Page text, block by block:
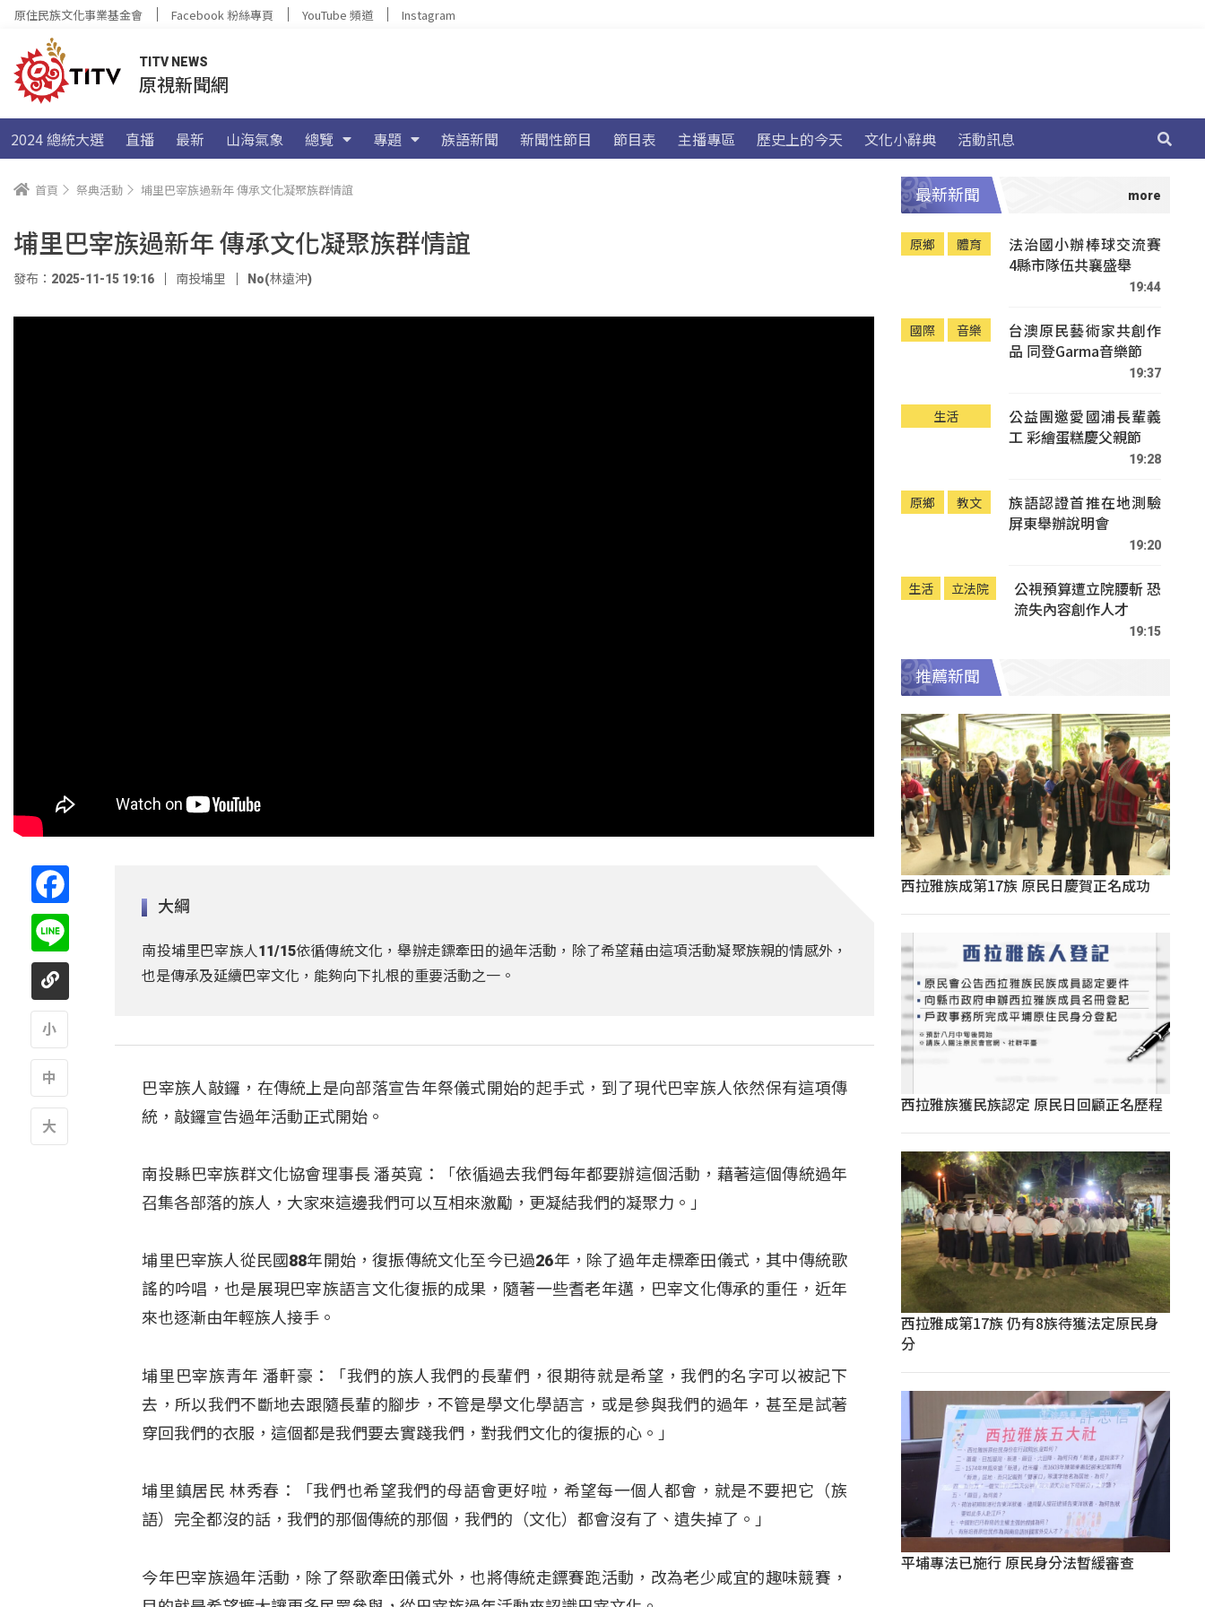
原住民族文化事業基金會 Facebook 粉絲專頁 YouTube 頻道 Instagram
TITV NEWS
原視新聞網
2024 總統大選 直播 最新 山海氣象 總覽 專題 族語新聞 新聞性節目 節目表 主播專區 歷史上的今天 文化小辭典 活動訊息
首頁 祭典活動 埔里巴宰族過新年 傳承文化凝聚族群情誼
埔里巴宰族過新年 傳承文化凝聚族群情誼
發布：2025-11-15 19:16 南投埔里 No(林遠沖)
大綱
南投埔里巴宰族人11/15依循傳統文化，舉辦走鏢牽田的過年活動，除了希望藉由這項活動凝聚族親的情感外，
也是傳承及延續巴宰文化，能夠向下扎根的重要活動之一。
巴宰族人敲鑼，在傳統上是向部落宣告年祭儀式開始的起手式，到了現代巴宰族人依然保有這項傳
統，敲鑼宣告過年活動正式開始。
南投縣巴宰族群文化協會理事長 潘英寬：「依循過去我們每年都要辦這個活動，藉著這個傳統過年
召集各部落的族人，大家來這邊我們可以互相來激勵，更凝結我們的凝聚力。」
埔里巴宰族人從民國88年開始，復振傳統文化至今已過26年，除了過年走標牽田儀式，其中傳統歌
謠的吟唱，也是展現巴宰族語言文化復振的成果，隨著一些耆老年邁，巴宰文化傳承的重任，近年
來也逐漸由年輕族人接手。
埔里巴宰族青年 潘軒豪：「我們的族人我們的長輩們，很期待就是希望，我們的名字可以被記下
去，所以我們不斷地去跟隨長輩的腳步，不管是學文化學語言，或是參與我們的過年，甚至是試著
穿回我們的衣服，這個都是我們要去實踐我們，對我們文化的復振的心。」
埔里鎮居民 林秀春：「我們也希望我們的母語會更好啦，希望每一個人都會，就是不要把它（族
語）完全都沒的話，我們的那個傳統的那個，我們的（文化）都會沒有了、遺失掉了。」
今年巴宰族過年活動，除了祭歌牽田儀式外，也將傳統走鏢賽跑活動，改為老少咸宜的趣味競賽，
最新新聞
原鄉 體育
法治國小辦棒球交流賽
4縣市隊伍共襄盛舉
19:44
國際 音樂
台澳原民藝術家共創作
品 同登Garma音樂節
19:37
生活
公益團邀愛國浦長輩義
工 彩繪蛋糕慶父親節
19:28
原鄉 教文
族語認證首推在地測驗
屏東舉辦說明會
19:20
生活 立法院
公視預算遭立院腰斬 恐
流失內容創作人才
19:15
推薦新聞
西拉雅族成第17族 原民日慶賀正名成功
西拉雅族獲民族認定 原民日回顧正名歷程
西拉雅成第17族 仍有8族待獲法定原民身
分
平埔專法已施行 原民身分法暫緩審查